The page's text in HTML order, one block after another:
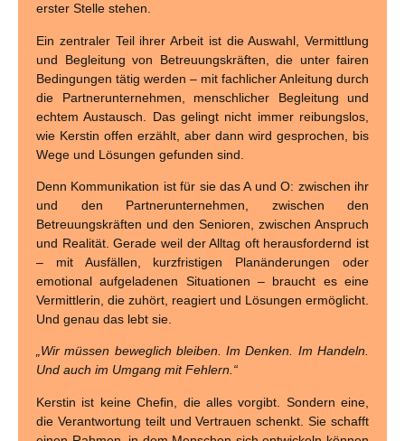
erster Stelle stehen.
Ein zentraler Teil ihrer Arbeit ist die Auswahl, Vermittlung
und Begleitung von Betreuungskräften, die unter fairen
Bedingungen tätig werden – mit fachlicher Anleitung durch
die Partnerunternehmen, menschlicher Begleitung und
echtem Austausch. Das gelingt nicht immer reibungslos,
wie Kerstin offen erzählt, aber dann wird gesprochen, bis
Wege und Lösungen gefunden sind.
Denn Kommunikation ist für sie das A und O: zwischen ihr
und den Partnerunternehmen, zwischen den
Betreuungskräften und den Senioren, zwischen Anspruch
und Realität. Gerade weil der Alltag oft herausfordernd ist
– mit Ausfällen, kurzfristigen Planänderungen oder
emotional aufgeladenen Situationen – braucht es eine
Vermittlerin, die zuhört, reagiert und Lösungen ermöglicht.
Und genau das lebt sie.
„Wir müssen beweglich bleiben. Im Denken. Im Handeln.
Und auch im Umgang mit Fehlern.“
Kerstin ist keine Chefin, die alles vorgibt. Sondern eine,
die Verantwortung teilt und Vertrauen schenkt. Sie schafft